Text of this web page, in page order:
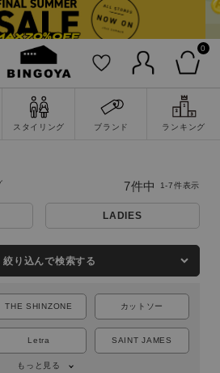
0
スタイリング ブランド ランキング
LADIES
絞り込んで検索する
THE SHINZONE カットソー
Letra SAINT JAMES
もっと見る
7件中 1-7件表示